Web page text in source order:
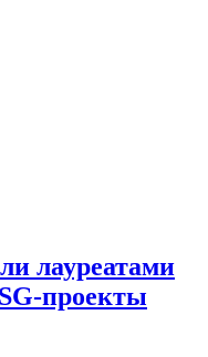
лауреатами
проекты